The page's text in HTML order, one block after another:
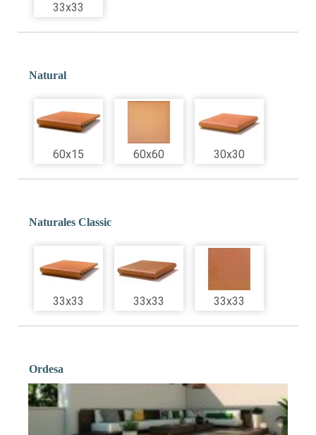
33x33
Natural
60x15 60x60 30x30
Naturales Classic
33x33 33x33 33x33
Ordesa